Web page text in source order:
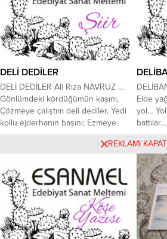
bugün. Kime anlatayım,...
etti.
Kısım
DELİ DEDİLER
DELİ DEDİLER Ali Rıza NAVRUZ …
Gönlümdeki kördüğümün kaşını,
Çözmeye çalıştım deli dediler. Yedi
kollu ejderhanın başını; Ezmeye
yitirince gerimi. Derde saldım
kendi derimi, Yüzmeye çalıştım deli
dediler. Demen n’olur bana garip
serseri, Bilmiyorum bulunduğum
bu yeri. Sevdamın yolunda...
Elde
yol…
gömlek
diye
21
REKLAMI KAPAT